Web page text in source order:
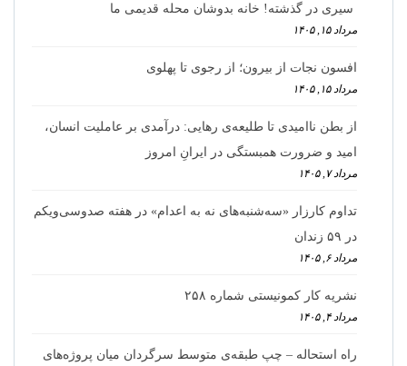
سیری در گذشته! خانه بدوشان محله قدیمی ما
مرداد ۱۵, ۱۴۰۵
افسون نجات از بیرون؛ از رجوی تا پهلوی
مرداد ۱۵, ۱۴۰۵
از بطن ناامیدی تا طلیعه‌ی رهایی: درآمدی بر عاملیت انسان،
امید و ضرورت همبستگی در ایرانِ امروز
مرداد ۷, ۱۴۰۵
تداوم کارزار «سه‌شنبه‌های نه به اعدام» در هفته صدوسی‌و‌یکم
در ۵۹ زندان
مرداد ۶, ۱۴۰۵
نشریه کار کمونیستی شماره ۲۵۸
مرداد ۴, ۱۴۰۵
راه استحاله – چپ طبقه‌ی متوسط سرگردان میان پروژه‌های